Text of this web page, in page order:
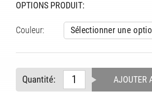
OPTIONS PRODUIT:
Couleur:
Quantité: AJOUTER